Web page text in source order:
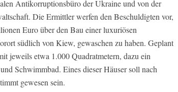
Antikorruptionsbüro der Ukraine und von der
Die Ermittler werfen den Beschuldigten vor,
Euro über den Bau einer luxuriösen
südlich von Kiew, gewaschen zu haben. Geplant
jeweils etwa 1.000 Quadratmetern, dazu ein
Schwimmbad. Eines dieser Häuser soll nach
gewesen sein.